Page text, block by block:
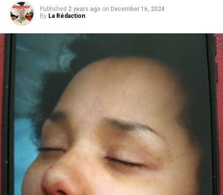
Published 2 years ago on December 16, 2024
By La Rédaction